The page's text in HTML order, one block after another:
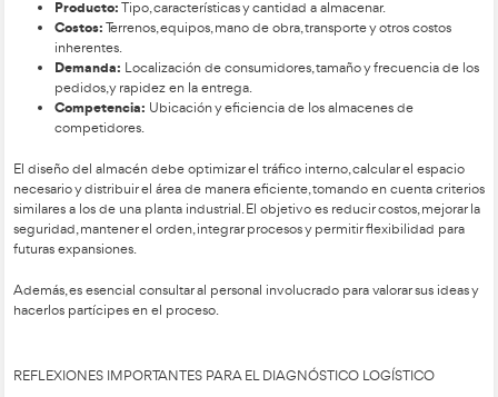
necesarios para el manejo adecuado.
Almacenaje:Tipos de envases, volatilidad y
productos.
Tráfico:Cantidades, frecuencia de pedidos, stock
desde lo anual hasta lo diario.
Además, se recomienda realizar un análisis de Pareto
clasificación ABC de los artículos, lo que permite aplicar un
eficiente y vigilado. La normalización de elementos como
envases y soportes simplifica los planes logísticos y mejora el
así las operaciones.
para lograr mayores eficiencias y simplificación en los